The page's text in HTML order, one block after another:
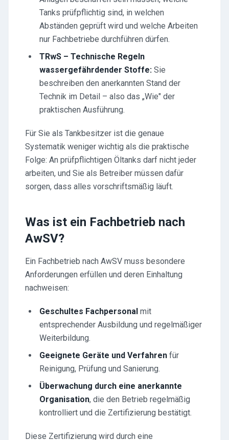
Tanks prüfpflichtig sind, in welchen
Abständen geprüft wird und welche Arbeiten
nur Fachbetriebe durchführen dürfen.
TRwS – Technische Regeln
wassergefährdender Stoffe: Sie
beschreiben den anerkannten Stand der
Technik im Detail – also das „Wie" der
praktischen Ausführung.
Für Sie als Tankbesitzer ist die genaue
Systematik weniger wichtig als die praktische
Folge: An prüfpflichtigen Öltanks darf nicht jeder
arbeiten, und Sie als Betreiber müssen dafür
sorgen, dass alles vorschriftsmäßig läuft.
Was ist ein Fachbetrieb nach
AwSV?
Ein Fachbetrieb nach AwSV muss besondere
Anforderungen erfüllen und deren Einhaltung
nachweisen:
Geschultes Fachpersonal mit
entsprechender Ausbildung und regelmäßiger
Weiterbildung.
Geeignete Geräte und Verfahren für
Reinigung, Prüfung und Sanierung.
Überwachung durch eine anerkannte
Organisation, die den Betrieb regelmäßig
kontrolliert und die Zertifizierung bestätigt.
Diese Zertifizierung wird durch eine